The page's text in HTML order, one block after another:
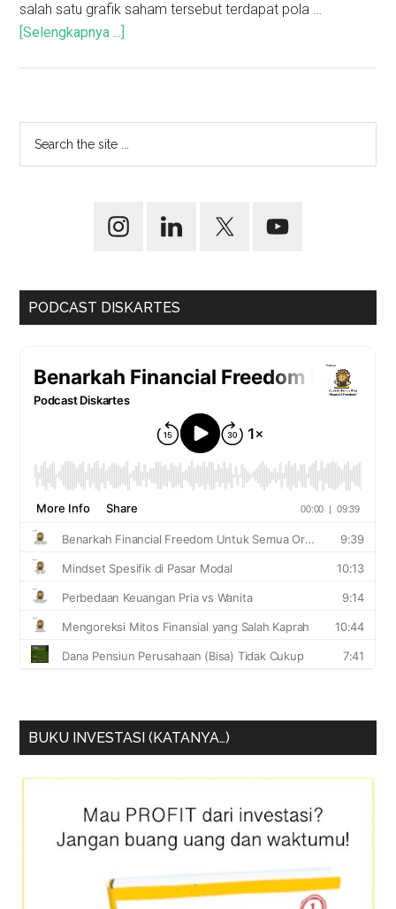
salah satu grafik saham tersebut terdapat pola …
[Selengkapnya ...]
PODCAST DISKARTES
BUKU INVESTASI (KATANYA…)